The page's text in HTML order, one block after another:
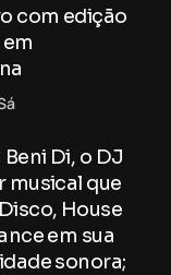
com edição
Di, o DJ
musical que
House
em sua
sonora;